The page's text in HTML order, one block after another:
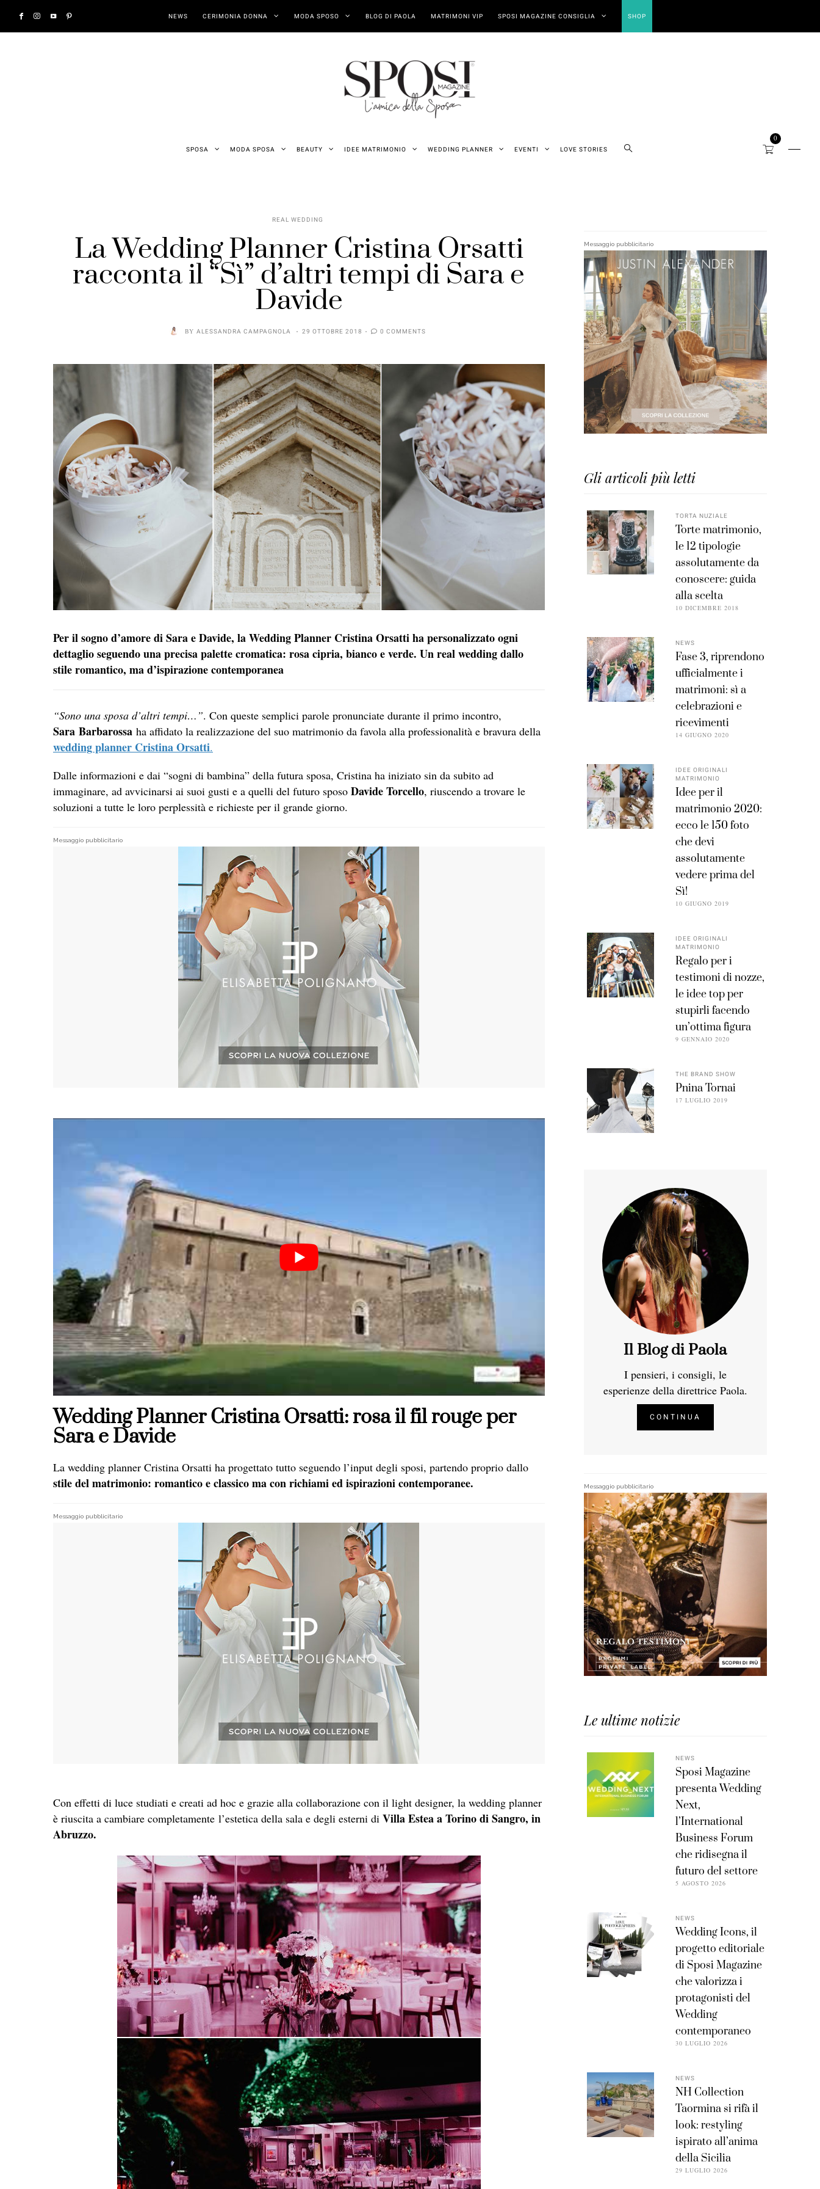
NEWS CERIMONIA DONNA MODA SPOSO BLOG DI PAOLA MATRIMONI VIP SPOSI MAGAZINE CONSIGLIA SHOP
SPOSA MODA SPOSA BEAUTY IDEE MATRIMONIO WEDDING PLANNER EVENTI LOVE STORIES
0
REAL WEDDING
La Wedding Planner Cristina Orsatti
racconta il “Sì” d’altri tempi di Sara e
Davide
BY ALESSANDRA CAMPAGNOLA 29 OTTOBRE 2018 0 COMMENTS
Per il sogno d’amore di Sara e Davide, la Wedding Planner Cristina Orsatti ha personalizzato ogni
dettaglio seguendo una precisa palette cromatica: rosa cipria, bianco e verde. Un real wedding dallo
stile romantico, ma d’ispirazione contemporanea
“Sono una sposa d’altri tempi…”. Con queste semplici parole pronunciate durante il primo incontro,
Sara Barbarossa ha affidato la realizzazione del suo matrimonio da favola alla professionalità e bravura della
wedding planner Cristina Orsatti.
Dalle informazioni e dai “sogni di bambina” della futura sposa, Cristina ha iniziato sin da subito ad
immaginare, ad avvicinarsi ai suoi gusti e a quelli del futuro sposo Davide Torcello, riuscendo a trovare le
soluzioni a tutte le loro perplessità e richieste per il grande giorno.
Messaggio pubblicitario
Wedding Planner Cristina Orsatti: rosa il fil rouge per
Sara e Davide
La wedding planner Cristina Orsatti ha progettato tutto seguendo l’input degli sposi, partendo proprio dallo
stile del matrimonio: romantico e classico ma con richiami ed ispirazioni contemporanee.
Messaggio pubblicitario
Con effetti di luce studiati e creati ad hoc e grazie alla collaborazione con il light designer, la wedding planner
è riuscita a cambiare completamente l’estetica della sala e degli esterni di Villa Estea a Torino di Sangro, in
Abruzzo.
Messaggio pubblicitario
Gli articoli più letti
TORTA NUZIALE
Torte matrimonio,
le 12 tipologie
assolutamente da
conoscere: guida
alla scelta
10 DICEMBRE 2018
NEWS
Fase 3, riprendono
ufficialmente i
matrimoni: sì a
celebrazioni e
ricevimenti
14 GIUGNO 2020
IDEE ORIGINALI
MATRIMONIO
Idee per il
matrimonio 2020:
ecco le 150 foto
che devi
assolutamente
vedere prima del
Sì!
10 GIUGNO 2019
IDEE ORIGINALI
MATRIMONIO
Regalo per i
testimoni di nozze,
le idee top per
stupirli facendo
un’ottima figura
9 GENNAIO 2020
THE BRAND SHOW
Pnina Tornai
17 LUGLIO 2019
Il Blog di Paola
I pensieri, i consigli, le
esperienze della direttrice Paola.
CONTINUA
Messaggio pubblicitario
Le ultime notizie
NEWS
Sposi Magazine
presenta Wedding
Next,
l’International
Business Forum
che ridisegna il
futuro del settore
5 AGOSTO 2026
NEWS
Wedding Icons, il
progetto editoriale
di Sposi Magazine
che valorizza i
protagonisti del
Wedding
contemporaneo
30 LUGLIO 2026
NEWS
NH Collection
Taormina si rifà il
look: restyling
ispirato all’anima
della Sicilia
29 LUGLIO 2026